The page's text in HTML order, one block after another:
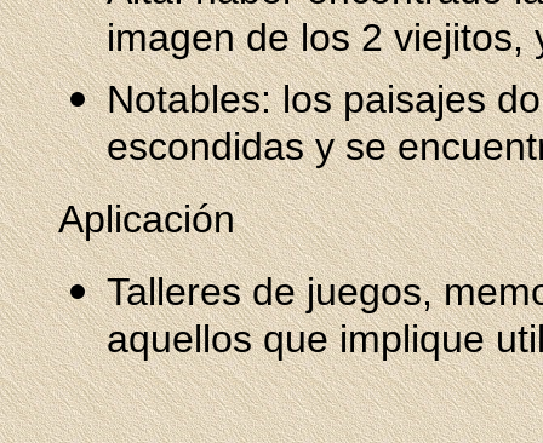
imagen de los 2
Notables: los paisajes
escondidas y se
Aplicación
Talleres de juegos,
aquellos que implique